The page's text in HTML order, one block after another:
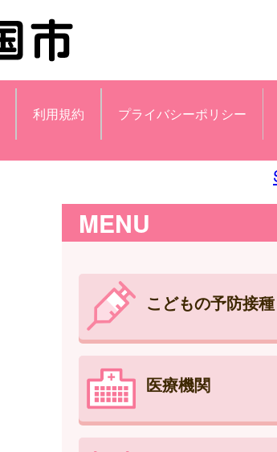
利用規約 プライバシーポリシー
MENU
こどもの予防接種
医療機関